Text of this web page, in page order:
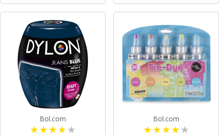
Bol.com Bol.com